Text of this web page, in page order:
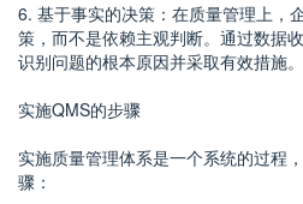
6. 基于事实的决策：在质量管理上，
策，而不是依赖主观判断。通过数据
识别问题的根本原因并采取有效措施。
实施QMS的步骤
实施质量管理体系是一个系统的过程
骤：